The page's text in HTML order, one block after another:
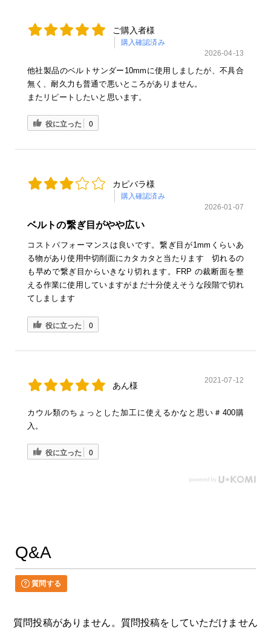
ご購入者様
購入確認済み
2026-04-13
他社製品のベルトサンダー10mmに使用しましたが、不具合
無く、耐久力も普通で悪いところがありません。
またリピートしたいと思います。
役に立った 0
カピバラ様
購入確認済み
2026-01-07
ベルトの繋ぎ目がやや広い
コストパフォーマンスは良いです。繋ぎ目が1mmくらいあ
る物があり使用中切削面にカタカタと当たります 切れるの
も早めで繋ぎ目からいきなり切れます。FRP の裁断面を整
える作業に使用していますがまだ十分使えそうな段階で切れ
てしまします
役に立った 0
あん様
2021-07-12
カウル類のちょっとした加工に使えるかなと思い＃400購
入。
役に立った 0
Q&A
質問する
質問投稿がありません。質問投稿をしていただけません